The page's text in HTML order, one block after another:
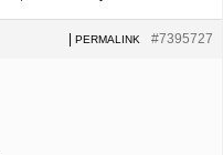
#7395727
PERMALINK